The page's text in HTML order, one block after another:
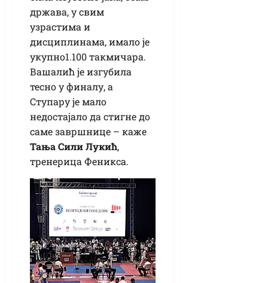
држава, у свим
узрастима и
дисциплинама, имало је
укупно1.100 такмичара.
Вашалић је изгубила
тесно у финалу, а
Ступару је мало
недостајало да стигне до
саме завршнице – каже
Тања Сили Лукић,
тренерица Феникса.